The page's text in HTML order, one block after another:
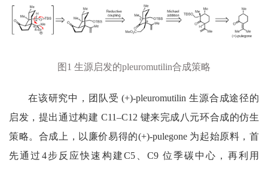
图 1 生源启发的pleuromutilin合成策略
在该研究中，团队受 (+)-pleuromutilin生源合成途径的
启发，提出通过构建 C11–C12 键来完成八元环合成的仿生
策略。合成上，以廉价易得的(+)-pulegone 为起始原料，首
先通过 4步反应快速构建C5 、C9 位季碳中心，再利用